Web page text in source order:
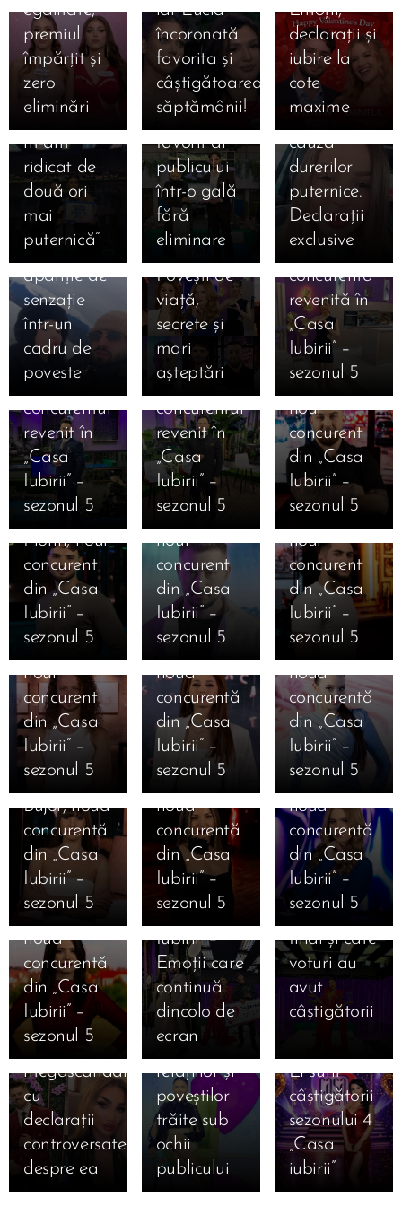
egalitate,
premiul
împărțit și
zero
eliminări
iar Lucia
încoronată
favorita și
câștigătoarea
săptămânii!
Emoții,
declarații și
iubire la
cote
maxime
Primul ei
mesaj: „De
fiecare
dată când
am căzut,
m-am
ridicat de
două ori
mai
puternică”
Iubirii”,
Gala din
25 ianuarie
2026:
Valentin,
favorit al
publicului
într-o gală
fără
eliminare
și-a
îngrijorat
fanii. A
ajuns la
spital din
cauza
durerilor
puternice.
Declarații
exclusive
21.01.2026
Kira și
Moldo,
apariție de
senzație
într-un
cadru de
poveste
12.01.2026
Casa
Iubirii,
sezonul 5:
Cine sunt
cei 14
concurenți
care au
intrat luni,
12 ianuarie
2026.
Povești de
viață,
secrete și
mari
așteptări
12.01.2026
Cine este
Lucia,
concurenta
revenită în
„Casa
Iubirii” –
sezonul 5
12.01.2026
Cine este
Danciu
Marius,
concurentul
revenit în
„Casa
Iubirii” –
sezonul 5
12.01.2026
Cine este
Robert
Gabriel
Mihai,
concurentul
revenit în
„Casa
Iubirii” –
sezonul 5
12.01.2026
Cine este
Ștefan
Armencea,
noul
concurent
din „Casa
Iubirii” –
sezonul 5
12.01.2026
Cine este
Valentin
Florin, noul
concurent
din „Casa
Iubirii” –
sezonul 5
12.01.2026
Cine este
Alexandru
Punga,
noul
concurent
din „Casa
Iubirii” –
sezonul 5
12.01.2026
Cine este
Iosif
Ciolan,
noul
concurent
din „Casa
Iubirii” –
sezonul 5
12.01.2026
Cine este
Mihai
Mărginean,
noul
concurent
din „Casa
Iubirii” –
sezonul 5
12.01.2026
Cine este
Alexandra
Geamănu,
noua
concurentă
din „Casa
Iubirii” –
sezonul 5
12.01.2026
Cine este
Ana
Cristiana
Bălăuca,
noua
concurentă
din „Casa
Iubirii” –
sezonul 5
12.01.2026
Cine este
Jaqueline
Beatrice
Bujor, noua
concurentă
din „Casa
Iubirii” –
sezonul 5
12.01.2026
Cine este
Carolina
Caramanută,
noua
concurentă
din „Casa
Iubirii” –
sezonul 5
12.01.2026
Cine este
Daniela
Ioana
Camelia
Nistor,
noua
concurentă
din „Casa
Iubirii” –
sezonul 5
12.01.2026
Cine este
Magdalena
Cojocaru,
noua
concurentă
din „Casa
Iubirii” –
sezonul 5
11.01.2026
Mesajele
câștigătorilor
și
finaliștilor
după
Marea
Finală
„Casa
Iubirii” –
Emoții care
continuă
dincolo de
ecran
11.01.2026
Marea
Finală
Casa Iubirii
– Andreea
Mantea
dezvăluie
în premieră
absolută
pentru un
reality-
show
voturile
decisive.
Care este
clasamentul
final și câte
voturi au
avut
câștigătorii
10.01.2026
Bombă în
Casa
Iubirii!
Sorin spune
că Amarah
nu intră în
sezonul 5 și
provoacă
un
megascandal
cu
declarații
controversate
despre ea
06.01.2026
„Casa
iubirii”
sezonul 5
începe pe
12 ianuarie
2026 — un
nou capitol
al emoțiilor,
relațiilor și
poveștilor
trăite sub
ochii
publicului
05.01.2026
Ei sunt
câștigătorii
sezonului 4
„Casa
iubirii”
28.09.2025
🔥
BOMBA
ANULUI
ÎN
SHOWBIZ!
27.09.2025
Strigătul
sfâșietor al
Adrianei
19.08.2025
Șoc în
showbiz!
Andra și
Cătălin
Măruță au
14.08.2025
🔥
Gabriela